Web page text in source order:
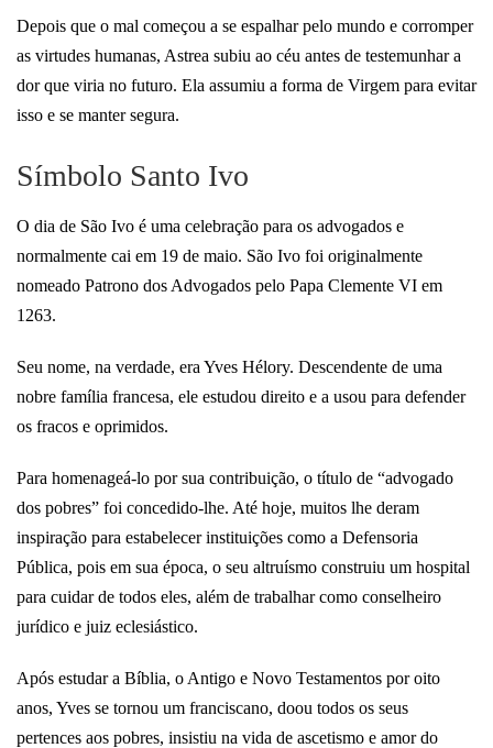
Depois que o mal começou a se espalhar pelo mundo e corromper
as virtudes humanas, Astrea subiu ao céu antes de testemunhar a
dor que viria no futuro. Ela assumiu a forma de Virgem para evitar
isso e se manter segura.
Símbolo Santo Ivo
O dia de São Ivo é uma celebração para os advogados e
normalmente cai em 19 de maio. São Ivo foi originalmente
nomeado Patrono dos Advogados pelo Papa Clemente VI em
1263.
Seu nome, na verdade, era Yves Hélory. Descendente de uma
nobre família francesa, ele estudou direito e a usou para defender
os fracos e oprimidos.
Para homenageá-lo por sua contribuição, o título de “advogado
dos pobres” foi concedido-lhe. Até hoje, muitos lhe deram
inspiração para estabelecer instituições como a Defensoria
Pública, pois em sua época, o seu altruísmo construiu um hospital
para cuidar de todos eles, além de trabalhar como conselheiro
jurídico e juiz eclesiástico.
Após estudar a Bíblia, o Antigo e Novo Testamentos por oito
anos, Yves se tornou um franciscano, doou todos os seus
pertences aos pobres, insistiu na vida de ascetismo e amor do